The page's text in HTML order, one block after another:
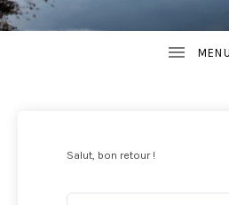
Salut, bon retour !